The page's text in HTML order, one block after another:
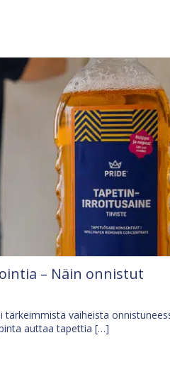
– Näin onnistut
vaiheista
auttaa tapettia […]